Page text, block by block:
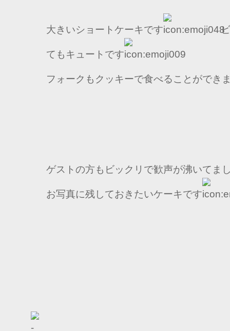
大きいショートケーキです ビ
てもキュートです
フォークもクッキーで食べることができ
ゲストの方もビックリで歓声が沸いてま
お写真に残しておきたいケーキです